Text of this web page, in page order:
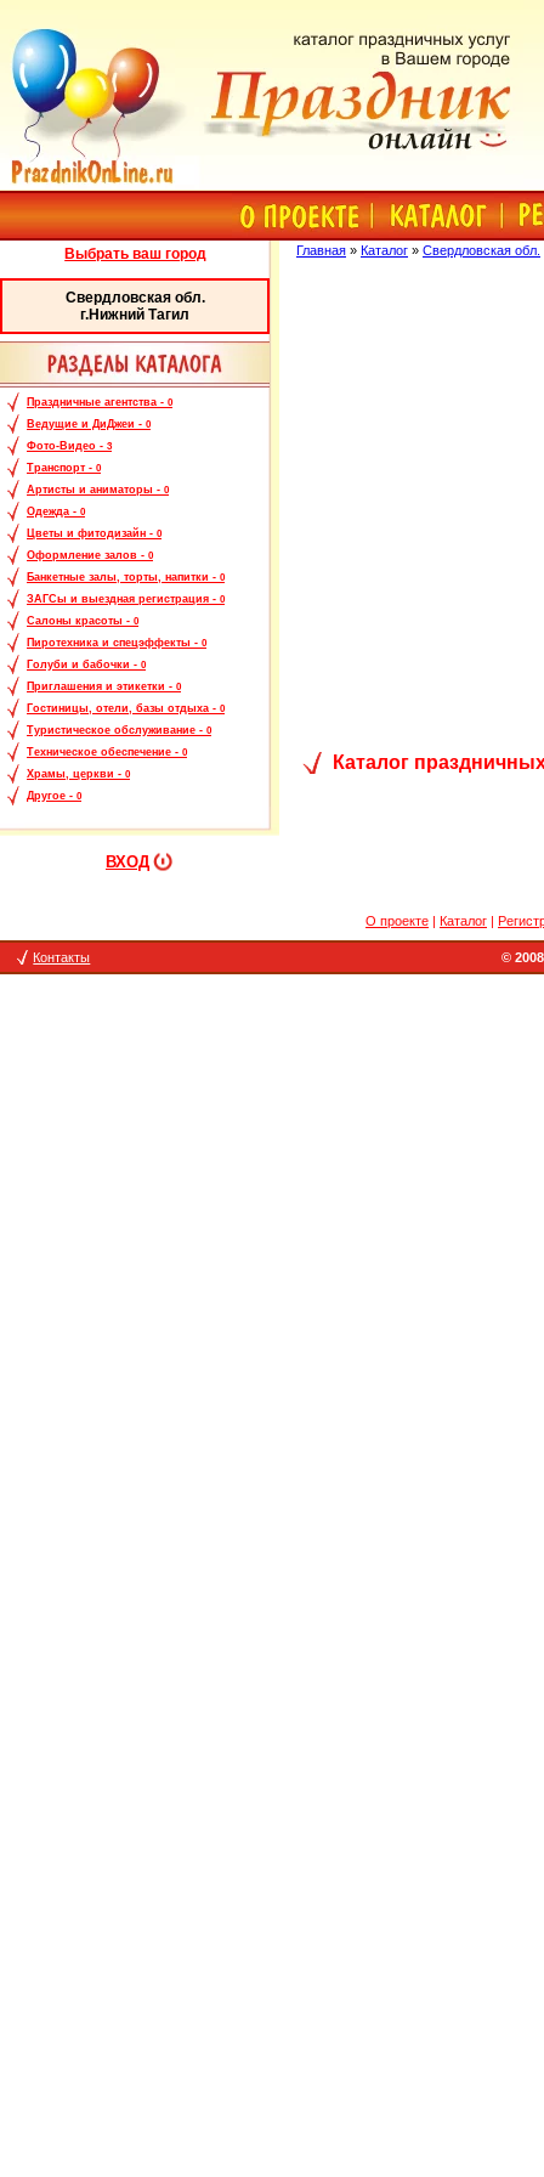
Выбрать ваш город
Свердловская обл.
г.Нижний Тагил
Праздничные агентства - 0
Ведущие и ДиДжеи - 0
Фото-Видео - 3
Транспорт - 0
Артисты и аниматоры - 0
Одежда - 0
Цветы и фитодизайн - 0
Оформление залов - 0
Банкетные залы, торты, напитки - 0
ЗАГСы и выездная регистрация - 0
Салоны красоты - 0
Пиротехника и спецэффекты - 0
Голуби и бабочки - 0
Приглашения и этикетки - 0
Гостиницы, отели, базы отдыха - 0
Туристическое обслуживание - 0
Техническое обеспечение - 0
Храмы, церкви - 0
Другое - 0
ВХОД
Главная » Каталог » Свердловская обл.
Каталог
О проекте Каталог
Контакты ©